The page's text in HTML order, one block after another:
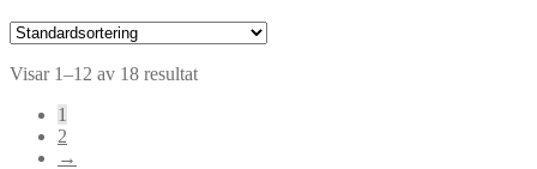
Visar 1–12 av 18 resultat
1
2
→